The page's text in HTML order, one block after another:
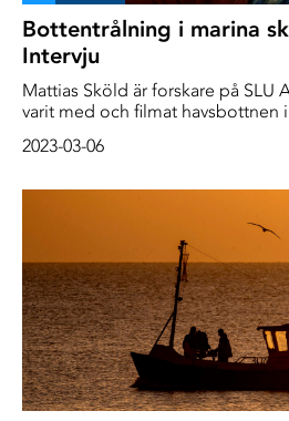
Bottentrålning i marina
Intervju
Mattias Sköld är forskare på SLU
varit med och filmat havsbottnen
Havs- och vattenmyndigheten
2023-03-06